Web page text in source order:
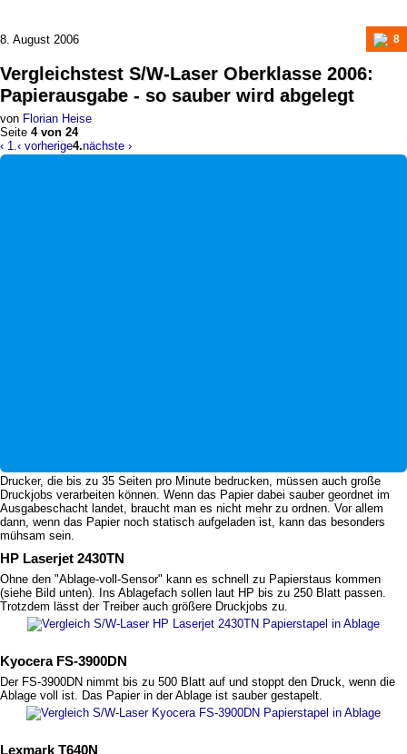
8. August 2006 8
Vergleichstest S/W-Laser Oberklasse 2006:
Papierausgabe - so sauber wird abgelegt
von Florian Heise
Seite 4 von 24
‹ 1.‹ vorherige4.nächste ›
Drucker, die bis zu 35 Seiten pro Minute bedrucken, müssen auch große
Druckjobs verarbeiten können. Wenn das Papier dabei sauber geordnet im
Ausgabeschacht landet, braucht man es nicht mehr zu ordnen. Vor allem
dann, wenn das Papier noch statisch aufgeladen ist, kann das besonders
mühsam sein.
HP Laserjet 2430TN
Ohne den "Ablage-voll-Sensor" kann es schnell zu Papierstaus kommen
(siehe Bild unten). Ins Ablagefach sollen laut HP bis zu 250 Blatt passen.
Trotzdem lässt der Treiber auch größere Druckjobs zu.
Kyocera FS-3900DN
Der FS-3900DN nimmt bis zu 500 Blatt auf und stoppt den Druck, wenn die
Ablage voll ist. Das Papier in der Ablage ist sauber gestapelt.
Lexmark T640N